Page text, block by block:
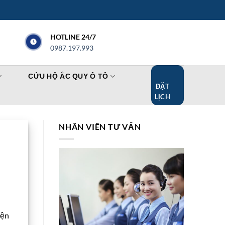
HOTLINE 24/7
0987.197.993
CỨU HỘ ẮC QUY Ô TÔ
ĐẶT
LỊCH
NHÂN VIÊN TƯ VẤN